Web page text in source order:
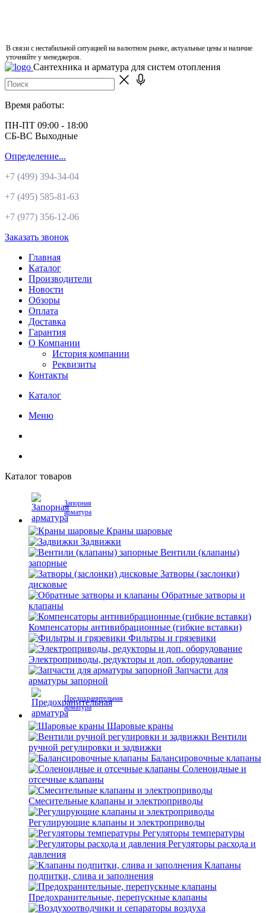
В связи с нестабильной ситуацией на валютном рынке, актуальные цены и наличие
уточняйте у менеджеров.
Сантехника и арматура для систем отопления
Время работы:
ПН-ПТ 09:00 - 18:00
СБ-ВС Выходные
Определение...
+7 (499) 394-34-04
+7 (495) 585-81-63
+7 (977) 356-12-06
Заказать звонок
Главная
Каталог
Производители
Новости
Обзоры
Оплата
Доставка
Гарантия
О Компании
История компании
Реквизиты
Контакты
Каталог
Меню
Каталог товаров
Запорная
арматура
Краны шаровые
Задвижки
Вентили (клапаны)
запорные
Затворы (заслонки)
дисковые
Обратные затворы и
клапаны
Компенсаторы антивибрационные (гибкие вставки)
Фильтры и грязевики
Электроприводы, редукторы и доп. оборудование
Запчасти для
арматуры запорной
Предохранительная
арматура
Шаровые краны
Вентили
ручной регулировки и задвижки
Балансировочные клапаны
Соленоидные и
отсечные клапаны
Смесительные клапаны и электроприводы
Регулирующие клапаны и электроприводы
Регуляторы температуры
Регуляторы расхода и
давления
Клапаны
подпитки, слива и заполнения
Предохранительные, перепускные клапаны